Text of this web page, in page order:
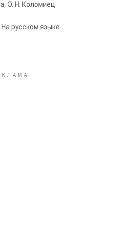
О. Н. Коломиец
На русском языке